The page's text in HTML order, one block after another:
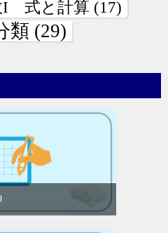
I 式と計算 (17)
類 (29)